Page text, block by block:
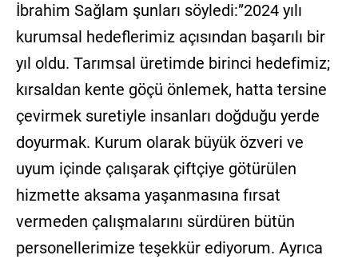
İbrahim Sağlam şunları söyledi:”2024 yılı
kurumsal hedeflerimiz açısından başarılı bir
yıl oldu. Tarımsal üretimde birinci hedefimiz;
kırsaldan kente göçü önlemek, hatta tersine
çevirmek suretiyle insanları doğduğu yerde
doyurmak. Kurum olarak büyük özveri ve
uyum içinde çalışarak çiftçiye götürülen
hizmette aksama yaşanmasına fırsat
vermeden çalışmalarını sürdüren bütün
personellerimize teşekkür ediyorum. Ayrıca